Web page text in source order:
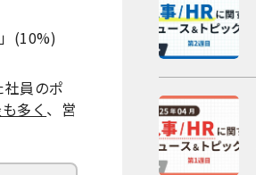
(10%)
員のポ
多く 、営